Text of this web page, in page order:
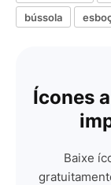
bússola
Ícones
Baixe